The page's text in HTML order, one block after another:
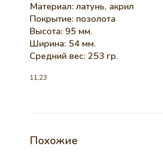
Материал: латунь, акрил
Покрытие: позолота
Высота: 95 мм.
Ширина: 54 мм.
Средний вес: 253 гр.
11,23
Похожие